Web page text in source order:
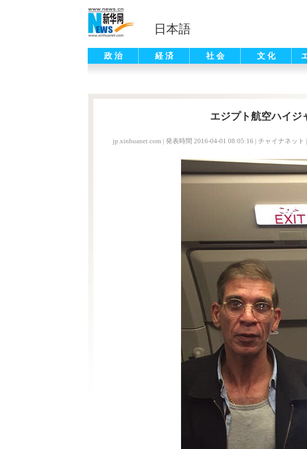
日本語
政 治 経 済 社 会 文 化
エジプト航空ハイ
jp.xinhuanet.com | 発表時間 2016-04-01 08:05:16 | チャイナネット |